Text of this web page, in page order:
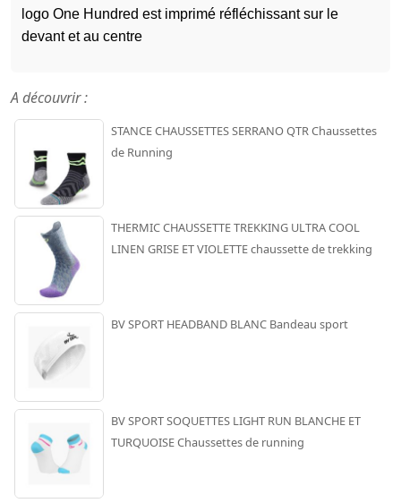
logo One Hundred est imprimé réfléchissant sur le
devant et au centre
A découvrir :
STANCE CHAUSSETTES SERRANO QTR Chaussettes
de Running
THERMIC CHAUSSETTE TREKKING ULTRA COOL
LINEN GRISE ET VIOLETTE chaussette de trekking
BV SPORT HEADBAND BLANC Bandeau sport
BV SPORT SOQUETTES LIGHT RUN BLANCHE ET
TURQUOISE Chaussettes de running